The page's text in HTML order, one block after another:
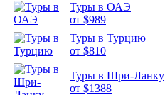
Туры в ОАЭ
от $989
Туры в Турцию
от $810
Туры в Шри-Ланку
от $1388